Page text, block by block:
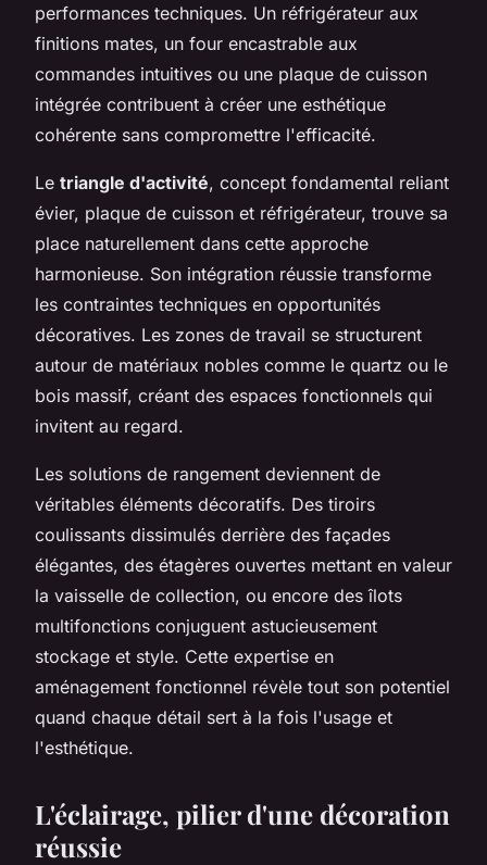
performances techniques. Un réfrigérateur aux
finitions mates, un four encastrable aux
commandes intuitives ou une plaque de cuisson
intégrée contribuent à créer une esthétique
cohérente sans compromettre l'efficacité.
Le triangle d'activité, concept fondamental reliant
évier, plaque de cuisson et réfrigérateur, trouve sa
place naturellement dans cette approche
harmonieuse. Son intégration réussie transforme
les contraintes techniques en opportunités
décoratives. Les zones de travail se structurent
autour de matériaux nobles comme le quartz ou le
bois massif, créant des espaces fonctionnels qui
invitent au regard.
Les solutions de rangement deviennent de
véritables éléments décoratifs. Des tiroirs
coulissants dissimulés derrière des façades
élégantes, des étagères ouvertes mettant en valeur
la vaisselle de collection, ou encore des îlots
multifonctions conjuguent astucieusement
stockage et style. Cette expertise en
aménagement fonctionnel révèle tout son potentiel
quand chaque détail sert à la fois l'usage et
l'esthétique.
L'éclairage, pilier d'une décoration
réussie